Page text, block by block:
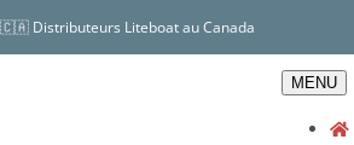
Skip
🇨🇦 Distributeurs Liteboat au Canada
MENU